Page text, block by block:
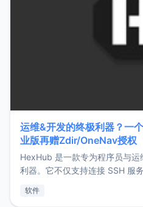
运维&开发的终极利器？一
业版再赠Zdir/OneNav授权
HexHub 是一款专为程序员与
利器。它不仅支持连接 SSH 服
件间频繁切换，仅凭 HexHub
软件